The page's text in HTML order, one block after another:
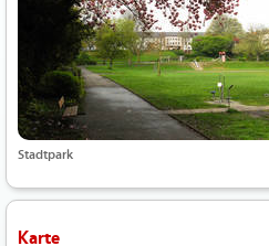
Stadtpark
Karte